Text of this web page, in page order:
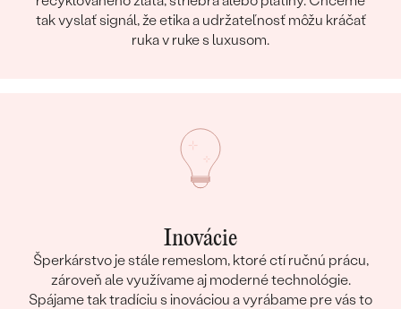
tak vyslať signál, že etika a udržateľnosť môžu kráčať
ruka v ruke s luxusom.
Inovácie
Šperkárstvo je stále remeslom, ktoré ctí ručnú prácu,
zároveň ale využívame aj moderné technológie.
Spájame tak tradíciu s inováciou a vyrábame pre vás to